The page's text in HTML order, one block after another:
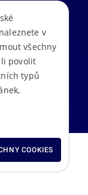
GDPR
v
všechny
li povolit
typů
COOKIES
ODMÍTNOUT